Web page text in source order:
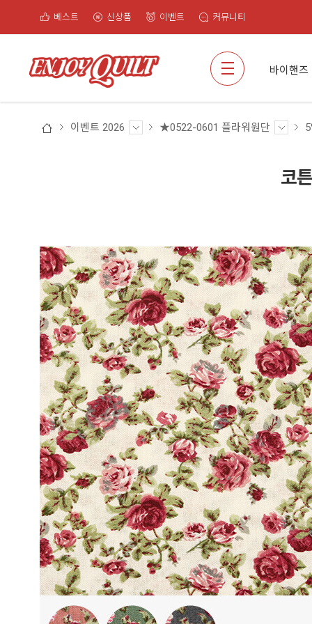
베스트 신상품 이벤트 커뮤니티
바이핸즈
이벤트 2026 ★0522-0601 플라워원단
코